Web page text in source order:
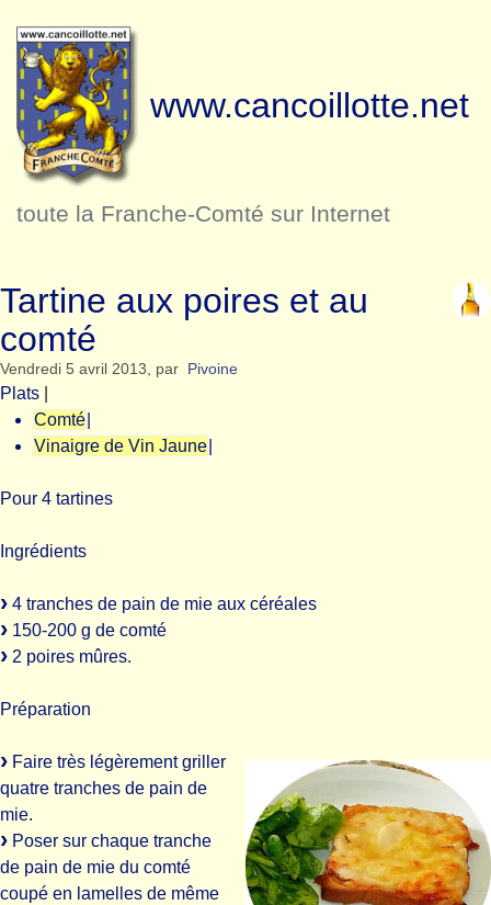
www.cancoillotte.net
toute la Franche-Comté sur Internet
Tartine aux poires et au
comté
Vendredi 5 avril 2013, par Pivoine
Plats
Comté
Vinaigre de Vin Jaune
Pour 4 tartines
Ingrédients
4 tranches de pain de mie aux céréales
150-200 g de comté
2 poires mûres.
Préparation
Faire très légèrement griller
quatre tranches de pain de
mie.
Poser sur chaque tranche
de pain de mie du comté
coupé en lamelles de même